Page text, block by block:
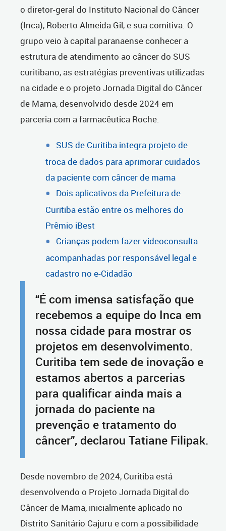
o diretor-geral do Instituto Nacional do Câncer
(Inca), Roberto Almeida Gil, e sua comitiva. O
grupo veio à capital paranaense conhecer a
estrutura de atendimento ao câncer do SUS
curitibano, as estratégias preventivas utilizadas
na cidade e o projeto Jornada Digital do Câncer
de Mama, desenvolvido desde 2024 em
parceria com a farmacêutica Roche.
SUS de Curitiba integra projeto de
troca de dados para aprimorar cuidados
da paciente com câncer de mama
Dois aplicativos da Prefeitura de
Curitiba estão entre os melhores do
Prêmio iBest
Crianças podem fazer videoconsulta
acompanhadas por responsável legal e
cadastro no e-Cidadão
“É com imensa satisfação que
recebemos a equipe do Inca em
nossa cidade para mostrar os
projetos em desenvolvimento.
Curitiba tem sede de inovação e
estamos abertos a parcerias
para qualificar ainda mais a
jornada do paciente na
prevenção e tratamento do
câncer”, declarou Tatiane Filipak.
Desde novembro de 2024, Curitiba está
desenvolvendo o Projeto Jornada Digital do
Câncer de Mama, inicialmente aplicado no
Distrito Sanitário Cajuru e com a possibilidade